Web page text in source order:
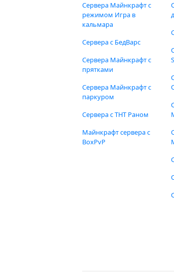
Сервера Майнкрафт с
режимом Игра в
кальмара
Сервера с БедВарс
Сервера Майнкрафт с
прятками
Сервера Майнкрафт с
паркуром
Сервера с ТНТ Раном
Майнкрафт сервера с
BoxPvP